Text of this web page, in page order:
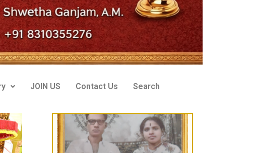
JOIN US Contact Us Search
Sri Desu Venkata Ranga Rao